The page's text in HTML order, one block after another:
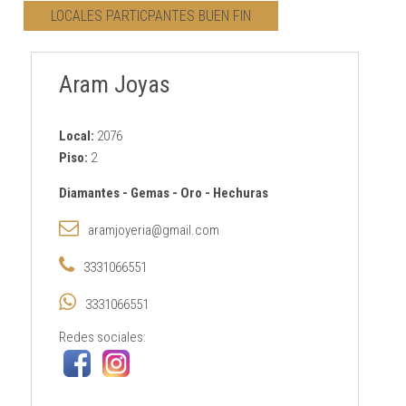
CONTACTO
AVISO PRIVACIDAD
LOCALES PARTICPANTES BUEN FIN
Aram Joyas
Local: 2076
Piso: 2
Diamantes- Gemas- Oro - Hechuras
aramjoyeria@gmail.com
3331066551
3331066551
Redes sociales: